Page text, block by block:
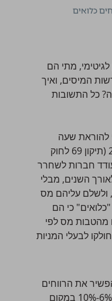
כלואים
לגיטימי, מתי הם
המיסים, ואיך
כל התשובות
להוראת שעה
שנחקקה לראשונה בשנת 2012 (תיקון 69 לחוק
חברות לשחרר
השנים, מבלי
ולשלם עליהם מס
כי הם
מהטבות מס לפי
לבעלי המניות
את הרווחים
מופחת של 6%-10% במקום